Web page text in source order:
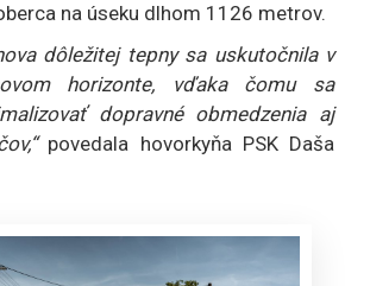
na úseku dlhom 1126 metrov.
dôležitej tepny sa uskutočnila v
horizonte, vďaka čomu sa
dopravné obmedzenia aj
povedala hovorkyňa PSK Daša